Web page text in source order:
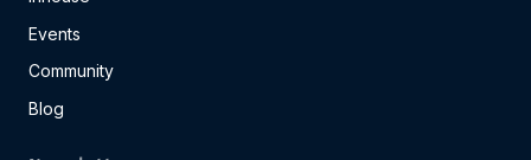
Events
Community
Blog